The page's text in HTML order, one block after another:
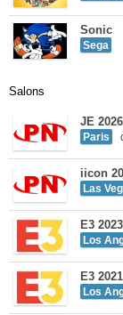
Sonic
Sega
Salons
JE 2026
Paris
iicon
Las
E3 2023
Los
E3 2021
Los